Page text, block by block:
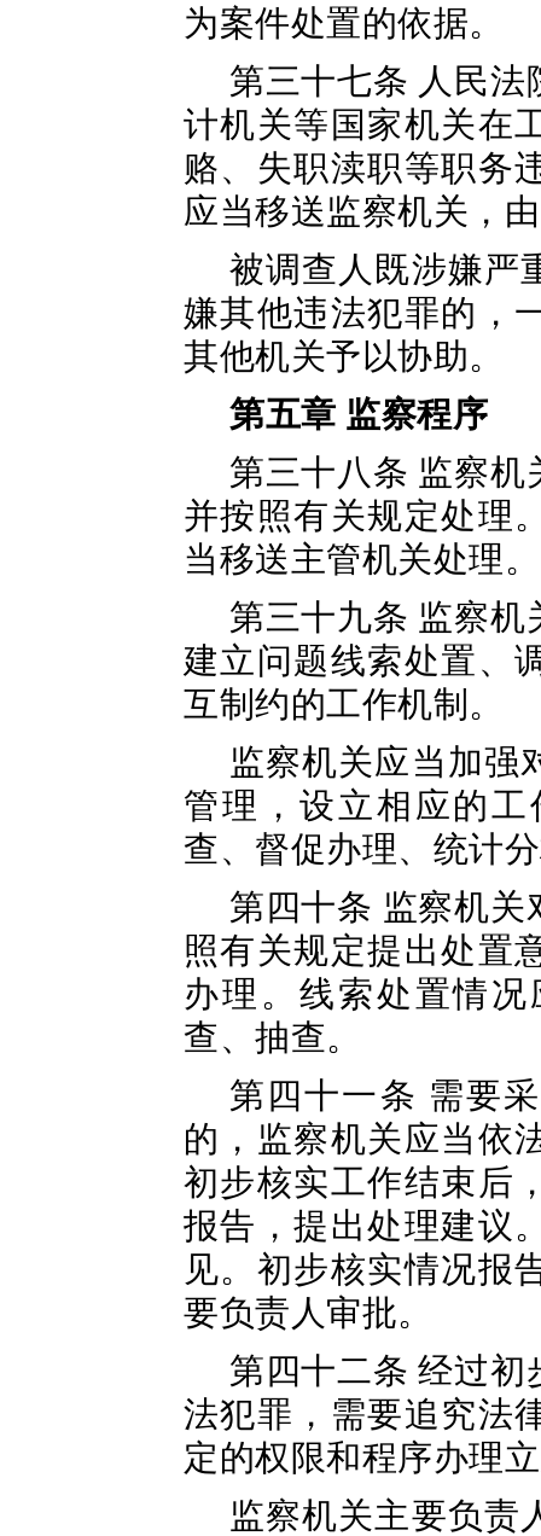
为案件处置的依据。
第三十七条 人民
计机关等国家机关在
赂、失职渎职等职务
应当移送监察机关，
被调查人既涉嫌严
嫌其他违法犯罪的，
其他机关予以协助。
第五章 监察程序
第三十八条 监察
并按照有关规定处理
当移送主管机关处理。
第三十九条 监察
建立问题线索处置、
互制约的工作机制。
监察机关应当加强
管理，设立相应的
查、督促办理、统计
第四十条 监察机
照有关规定提出处置
办理。线索处置情
查、抽查。
第四十一条 需要
的，监察机关应当依
初步核实工作结束后
报告，提出处理建议
见。初步核实情况报
要负责人审批。
第四十二条 经过
法犯罪，需要追究法
定的权限和程序办理
监察机关主要负责